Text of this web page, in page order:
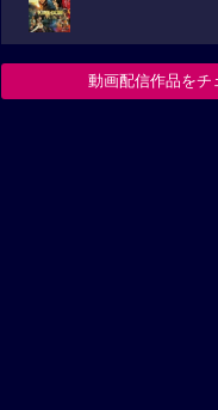
動画配信作品をチ